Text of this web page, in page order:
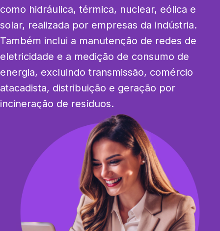
como hidráulica, térmica, nuclear, eólica e
solar, realizada por empresas da indústria.
Também inclui a manutenção de redes de
eletricidade e a medição de consumo de
energia, excluindo transmissão, comércio
atacadista, distribuição e geração por
incineração de resíduos.